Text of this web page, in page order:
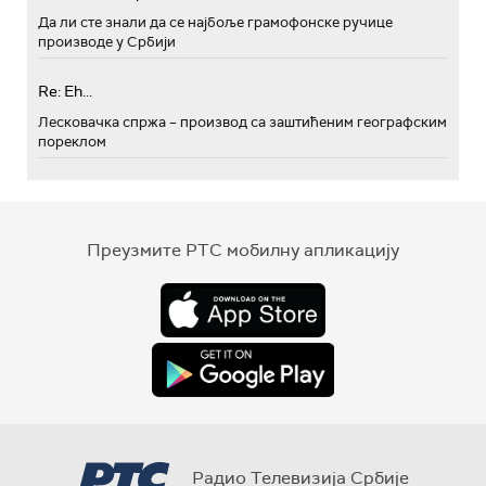
Да ли сте знали да се најбоље грамофонске ручице
производе у Србији
Re: Eh...
Лесковачка спржа – производ са заштићеним географским
пореклом
Преузмите РТС мобилну апликацију
Радио Телевизија Србије